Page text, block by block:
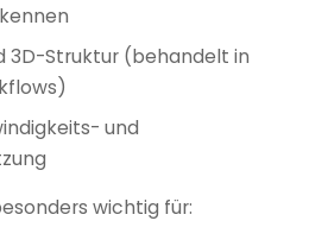
3D-Struktur (behandelt in
und
wichtig für: